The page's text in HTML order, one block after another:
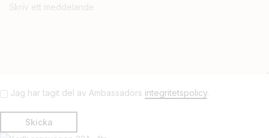
Jag har tagit del av Ambassadörs integritetspolicy.